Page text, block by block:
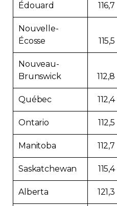
Édouard
116,7
Nouvelle-
Écosse
115,5
Nouveau-
Brunswick
112,8
Québec 112,4
Ontario 112,5
Manitoba 112,7
Saskatchewan 115,4
Alberta 121,3